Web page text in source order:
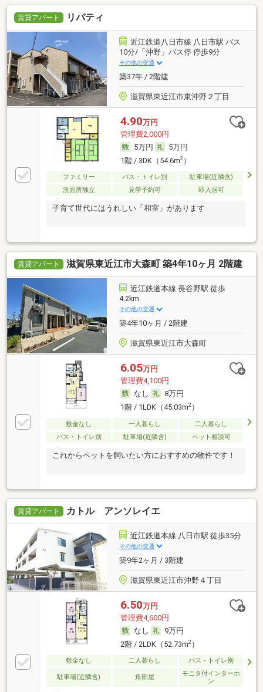
賃貸アパート リバティ
近江鉄道八日市線 八日市駅 バス
10分/「沖野」バス停 停歩9分
その他の交通
築37年 / 2階建
滋賀県東近江市東沖野２丁目
4.90万円
管理費2,000円
5万円
5万円
1階 / 3DK（54.6m2）
ファミリー バス・トイレ別
駐車場(近隣含)
洗面所独立
見学予約可 即入居可
子育て世代にはうれしい「和室」があります
賃貸アパート 滋賀県東近江市大森町 築4年10ヶ月 2階建
近江鉄道本線 長谷野駅 徒歩
4.2km
その他の交通
築4年10ヶ月 / 2階建
滋賀県東近江市大森町
6.05万円
管理費4,100円
なし
8万円
1階 / 1LDK（45.03m2）
敷金なし 一人暮らし
二人暮らし
バス・トイレ別
駐車場(近隣含) ペット相談可
これからペットを飼いたい方におすすめの物件です！
賃貸アパート カトル アンソレイエ
近江鉄道本線 八日市駅 徒歩35分
その他の交通
築9年2ヶ月 / 3階建
滋賀県東近江市沖野４丁目
6.50万円
管理費4,600円
なし
9万円
2階 / 2LDK（52.73m2）
敷金なし 二人暮らし バス・トイレ別
駐車場(近隣含) 角部屋
モニタ付インターホ
ン